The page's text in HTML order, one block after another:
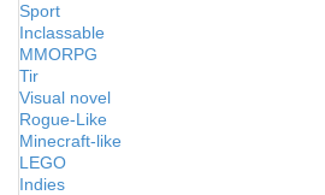
Sport
Inclassable
MMORPG
Tir
Visual novel
Rogue-Like
Minecraft-like
LEGO
Indies